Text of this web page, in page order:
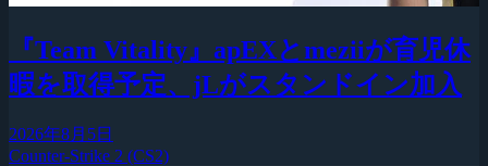
『Team Vitality』apEXとmeziiが育児休
暇を取得予定、jLがスタンドイン加入
2026年8月5日
Counter-Strike 2 (CS2)